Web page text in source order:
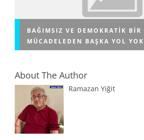
BAĞIMSIZ VE DEMOKRATIK BIR
MÜCADELEDEN BAŞKA YOL YOK
About The Author
Ramazan Yiğit